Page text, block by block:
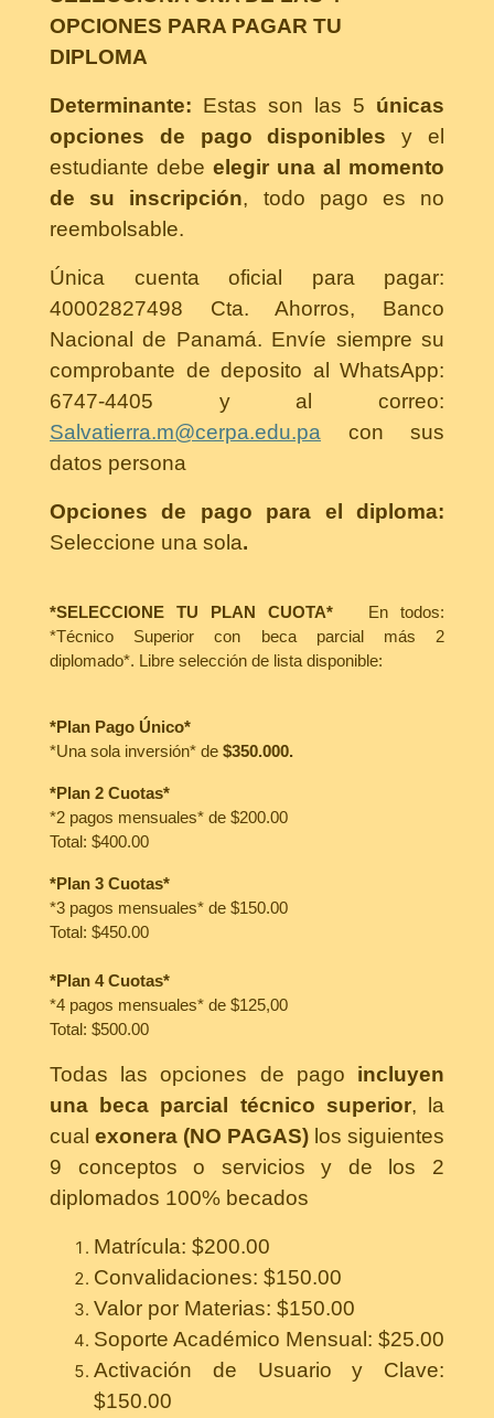
OPCIONES PARA PAGAR TU
DIPLOMA
Determinante: Estas son las 5 únicas
opciones de pago disponibles y el
estudiante debe elegir una al momento
de su inscripción, todo pago es no
reembolsable.
Única cuenta oficial para pagar:
40002827498 Cta. Ahorros, Banco
Nacional de Panamá. Envíe siempre su
comprobante de deposito al WhatsApp:
6747-4405 y al correo:
Salvatierra.m@cerpa.edu.pa con sus
datos persona
Opciones de pago para el diploma:
Seleccione una sola.
*SELECCIONE TU PLAN CUOTA*
En todos:
*Técnico Superior con beca parcial más 2
diplomado*. Libre selección de lista disponible:
*Plan Pago Único*
*Una sola inversión* de $350.000.
*Plan 2 Cuotas*
*2 pagos mensuales* de $200.00
Total: $400.00
*Plan 3 Cuotas*
*3 pagos mensuales* de $150.00
Total: $450.00
*Plan 4 Cuotas*
*4 pagos mensuales* de $125,00
Total: $500.00
Todas las opciones de pago incluyen
una beca parcial técnico superior, la
cual exonera (NO PAGAS) los siguientes
9 conceptos o servicios y de los 2
diplomados 100% becados
Matrícula: $200.00
Convalidaciones: $150.00
Valor por Materias: $150.00
Soporte Académico Mensual: $25.00
Activación de Usuario y Clave:
$150.00